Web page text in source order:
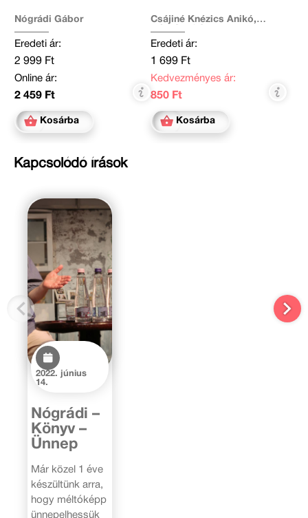
Nógrádi Gábor
Eredeti ár:
2 999 Ft
Online ár:
2 459 Ft
Kosárba
Csájiné Knézics Anikó,
Eredeti ár:
1 699 Ft
Kedvezményes ár:
850 Ft
Kosárba
Kapcsolódó írások
2022. június
14.
Nógrádi –
Könyv –
Ünnep
Már közel 1 éve
készültünk arra,
hogy méltóképp
ünnepelhessük